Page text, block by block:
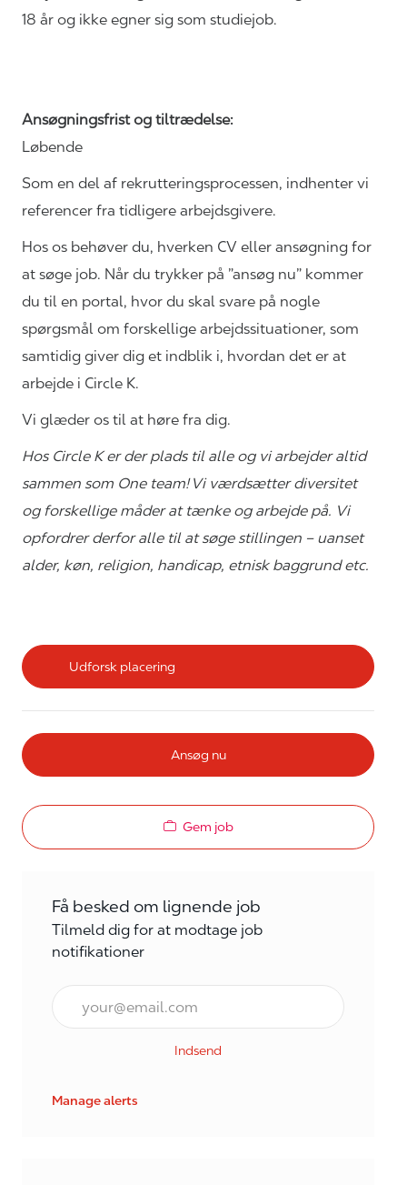
18 år og ikke egner sig som studiejob.
Ansøgningsfrist og tiltrædelse:
Løbende
Som en del af rekrutteringsprocessen, indhenter vi
referencer fra tidligere arbejdsgivere.
Hos os behøver du, hverken CV eller ansøgning for
at søge job. Når du trykker på ”ansøg nu” kommer
du til en portal, hvor du skal svare på nogle
spørgsmål om forskellige arbejdssituationer, som
samtidig giver dig et indblik i, hvordan det er at
arbejde i Circle K.
Vi glæder os til at høre fra dig.
Hos Circle K er der plads til alle og vi arbejder altid
sammen som One team! Vi værdsætter diversitet
og forskellige måder at tænke og arbejde på. Vi
opfordrer derfor alle til at søge stillingen – uanset
alder, køn, religion, handicap, etnisk baggrund etc.
Udforsk placering
Ansøg nu
Gem job
Få besked om lignende job
Tilmeld dig for at modtage job
notifikationer
E-mail*
Indsend
Manage alerts